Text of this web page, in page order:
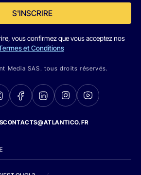
S'INSCRIRE
vous confirmez que vous acceptez nos
et Conditions
Media SAS. tous droits réservés.